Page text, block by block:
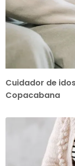
Cuidador de
Copacabana